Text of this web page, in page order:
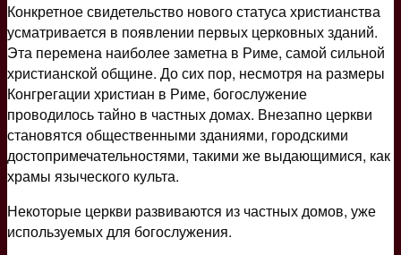
Конкретное свидетельство нового статуса христианства
усматривается в появлении первых церковных зданий.
Эта перемена наиболее заметна в Риме, самой сильной
христианской общине. До сих пор, несмотря на размеры
Конгрегации христиан в Риме, богослужение
проводилось тайно в частных домах. Внезапно церкви
становятся общественными зданиями, городскими
достопримечательностями, такими же выдающимися, как
храмы языческого культа.
Некоторые церкви развиваются из частных домов, уже
используемых для богослужения.